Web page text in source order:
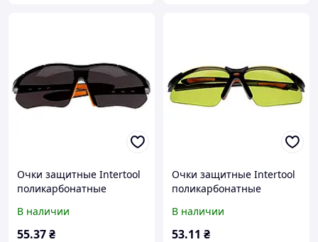
Очки защитные Intertool
поликарбонатные
для защиты глаз от пыли,
стружки, осколков, яркого
В наличии
55.37₴
Очки защитные Intertool
поликарбонатные
от пыли, стружки,
осколков, УФ-излучения и
В наличии
53.11 ₴